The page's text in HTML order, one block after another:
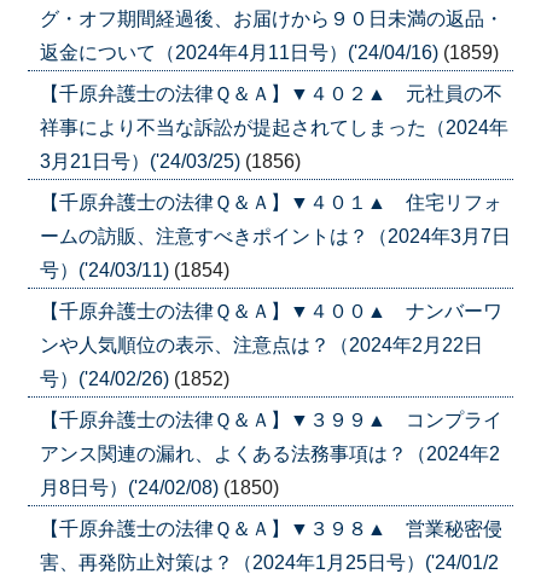
グ・オフ期間経過後、お届けから９０日未満の返品・
返金について（2024年4月11日号）('24/04/16) (1859)
【千原弁護士の法律Ｑ＆Ａ】▼４０２▲ 元社員の不
祥事により不当な訴訟が提起されてしまった（2024年
3月21日号）('24/03/25) (1856)
【千原弁護士の法律Ｑ＆Ａ】▼４０１▲ 住宅リフォ
ームの訪販、注意すべきポイントは？（2024年3月7日
号）('24/03/11) (1854)
【千原弁護士の法律Ｑ＆Ａ】▼４００▲ ナンバーワ
ンや人気順位の表示、注意点は？（2024年2月22日
号）('24/02/26) (1852)
【千原弁護士の法律Ｑ＆Ａ】▼３９９▲ コンプライ
アンス関連の漏れ、よくある法務事項は？（2024年2
月8日号）('24/02/08) (1850)
【千原弁護士の法律Ｑ＆Ａ】▼３９８▲ 営業秘密侵
害、再発防止対策は？（2024年1月25日号）('24/01/2